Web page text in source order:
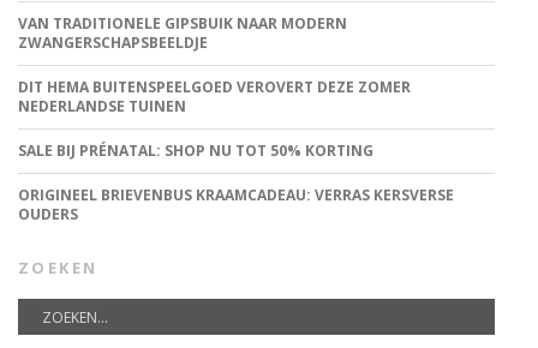
VAN TRADITIONELE GIPSBUIK NAAR MODERN
ZWANGERSCHAPSBEELDJE
DIT HEMA BUITENSPEELGOED VEROVERT DEZE ZOMER
NEDERLANDSE TUINEN
SALE BIJ PRÉNATAL: SHOP NU TOT 50% KORTING
ORIGINEEL BRIEVENBUS KRAAMCADEAU: VERRAS KERSVERSE
OUDERS
ZOEKEN